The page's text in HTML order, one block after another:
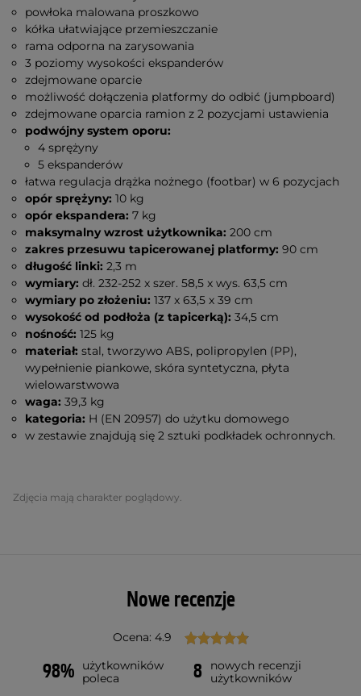
powłoka malowana proszkowo
kółka ułatwiające przemieszczanie
rama odporna na zarysowania
3 poziomy wysokości ekspanderów
zdejmowane oparcie
możliwość dołączenia platformy do odbić (jumpboard)
zdejmowane oparcia ramion z 2 pozycjami ustawienia
podwójny system oporu:
4 sprężyny
5 ekspanderów
łatwa regulacja drążka nożnego (footbar) w 6 pozycjach
opór sprężyny: 10 kg
opór ekspandera:7 kg
maksymalny wzrost użytkownika: 200 cm
zakres przesuwu tapicerowanej platformy:90 cm
długość linki:2,3 m
wymiary: dł. 232-252 x szer. 58,5 x wys. 63,5 cm
wymiary po złożeniu: 137 x 63,5 x 39 cm
wysokość od podłoża (z tapicerką):34,5 cm
nośność: 125 kg
materiał: stal, tworzywo ABS, polipropylen (PP),
wypełnienie piankowe, skóra syntetyczna, płyta
wielowarstwowa
waga:39,3 kg
kategoria: H (EN 20957) do użytku domowego
w zestawie znajdują się 2 sztuki podkładek ochronnych.
Zdjęcia mają charakter poglądowy.
Nowe recenzje
Ocena: 4.9
98%
użytkowników
poleca
8
nowych recenzji
użytkowników